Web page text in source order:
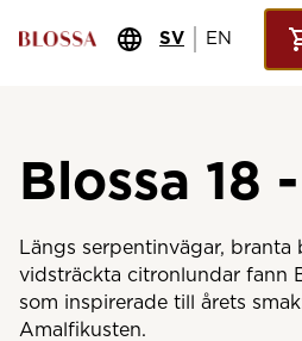
SV EN
Blossa 18
Längs serpentinvägar, branta
vidsträckta citronlundar fann
som inspirerade till årets
Amalfikusten.